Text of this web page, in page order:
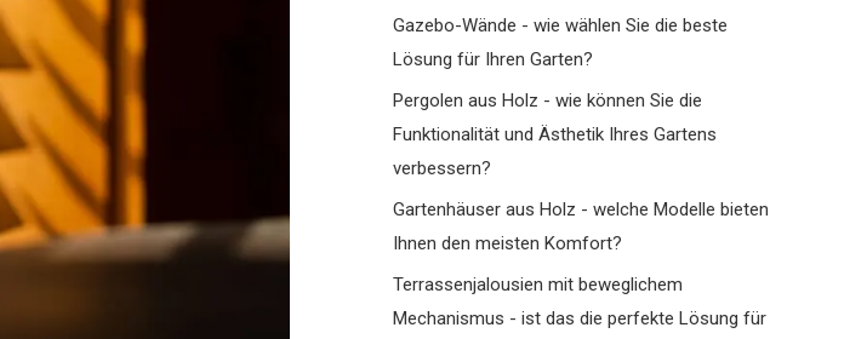
Gazebo-Wände - wie wählen Sie die beste
Lösung für Ihren Garten?
Pergolen aus Holz - wie können Sie die
Funktionalität und Ästhetik Ihres Gartens
verbessern?
Gartenhäuser aus Holz - welche Modelle bieten
Ihnen den meisten Komfort?
Terrassenjalousien mit beweglichem
Mechanismus - ist das die perfekte Lösung für